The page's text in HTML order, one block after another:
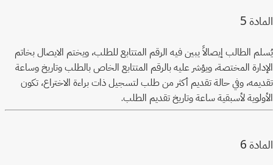
المادة 5
يُسلم الطالب إيصالاً يبين فيه الرقم المتتابع للطلب، ويختم الايصال بخاتم
الإدارة المختصة، ويؤشر عليه بالرقم المتتابع الخاص بالطلب وتاريخ وساعة
تقديمه، وفي حالة تقديم أكثر من طلب لتسجيل ذات براءة الاختراع، تكون
الأولوية لأسبقية ساعة وتاريخ تقديم الطلب.
المادة 6